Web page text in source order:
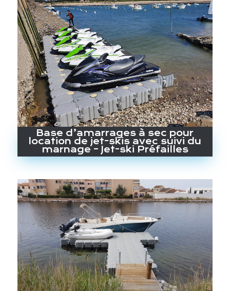
Base d’amarrages à sec pour
location de jet-skis avec suivi du
marnage – Jet-ski Préfailles